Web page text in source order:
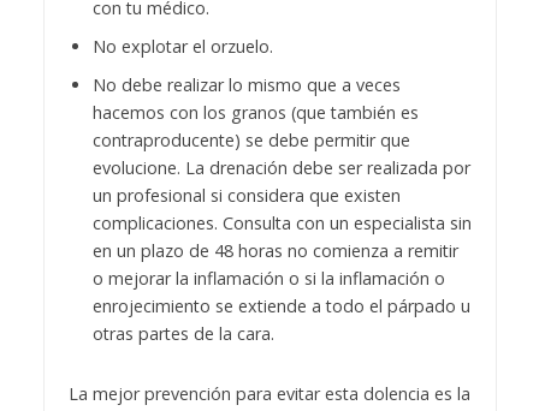
con tu médico.
No explotar el orzuelo.
No debe realizar lo mismo que a veces
hacemos con los granos (que también es
contraproducente) se debe permitir que
evolucione. La drenación debe ser realizada por
un profesional si considera que existen
complicaciones. Consulta con un especialista sin
en un plazo de 48 horas no comienza a remitir
o mejorar la inflamación o si la inflamación o
enrojecimiento se extiende a todo el párpado u
otras partes de la cara.
La mejor prevención para evitar esta dolencia es la